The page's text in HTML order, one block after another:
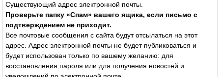
Существующий адрес электронной почты.
Проверьте папку «Спам» вашего ящика, если письмо с
подтверждением не приходит.
Все почтовые сообщения с сайта будут отсылаться на этот
адрес. Адрес электронной почты не будет публиковаться и
будет использован только по вашему желанию: для
восстановления пароля или для получения новостей и